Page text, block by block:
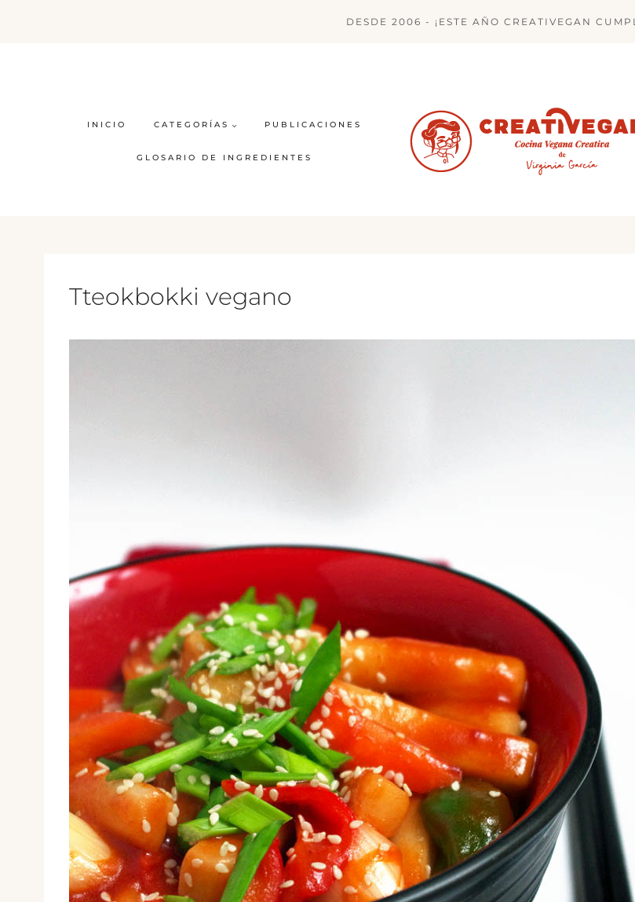
DESDE 2006 - ¡ESTE AÑO CREATIVEGAN
INICIO CATEGORÍAS PUBLICACIONES
GLOSARIO DE INGREDIENTES
Tteokbokki vegano